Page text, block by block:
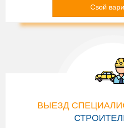
Свой
ВЫЕЗД